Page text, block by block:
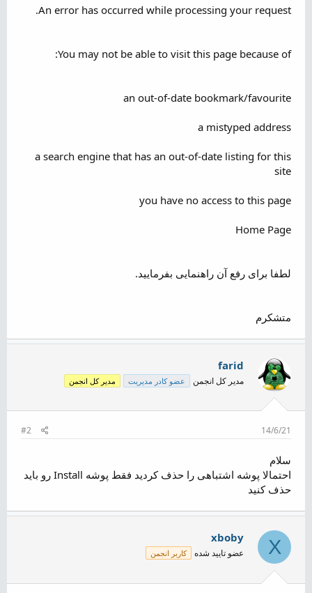
An error has occurred while processing your request.
You may not be able to visit this page because of:
an out-of-date bookmark/favourite
a mistyped address
a search engine that has an out-of-date listing for this
site
you have no access to this page
Home Page
لطفا برای رفع آن راهنمایی بفرمایید.
متشکرم
farid
مدیر کل انجمن عضو کادر مدیریت مدیر کل انجمن
14/6/21
#2
سلام
احتمالا پوشه اشتباهی را حذف کردید فقط پوشه Install رو باید
حذف کنید
X
xboby
عضو تایید شده کاربر انجمن